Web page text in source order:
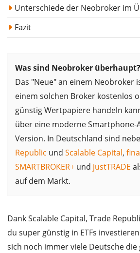
Unterschiede der Neobroker im
Fazit
Was sind Neobroker überhaupt?
Das "Neue" an einem Neobroker
einem solchen Broker kostenlos
günstig Wertpapiere handeln
über eine moderne Smartphone-
Version. In Deutschland sind
Republic und Scalable Capital,
SMARTBROKER+ und justTRADE
auf dem Markt.
Dank Scalable Capital, Trade
du super günstig in ETFs
sich noch immer viele Deutsche